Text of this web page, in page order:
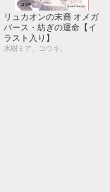
リュカオンの末裔 オメガ
バース・紡ぎの運命【イ
ラスト入り】
水樹ミア、コウキ。